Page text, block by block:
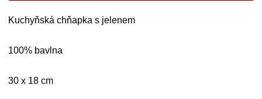
Kuchyňská chňapka s jelenem
100% bavlna
30 x 18 cm